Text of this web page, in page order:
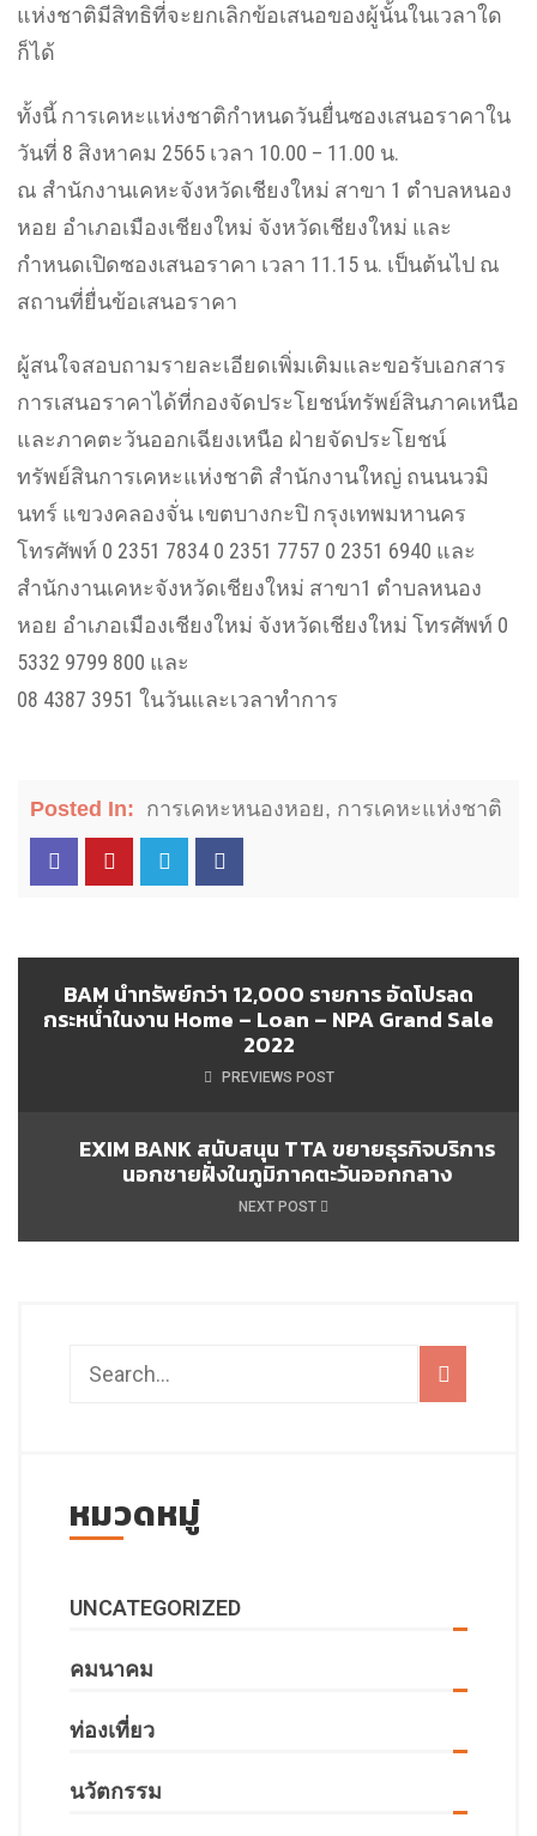
แห่งชาติมีสิทธิที่จะยกเลิกข้อเสนอของผู้นั้นในเวลาใด
ก็ได้
ทั้งนี้ การเคหะแห่งชาติกำหนดวันยื่นซองเสนอราคาใน
วันที่ 8 สิงหาคม 2565 เวลา 10.00 – 11.00 น.
ณ สำนักงานเคหะจังหวัดเชียงใหม่ สาขา 1 ตำบลหนอง
หอย อำเภอเมืองเชียงใหม่ จังหวัดเชียงใหม่ และ
กำหนดเปิดซองเสนอราคา เวลา 11.15 น. เป็นต้นไป ณ
สถานที่ยื่นข้อเสนอราคา
ผู้สนใจสอบถามรายละเอียดเพิ่มเติมและขอรับเอกสาร
การเสนอราคาได้ที่กองจัดประโยชน์ทรัพย์สินภาคเหนือ
และภาคตะวันออกเฉียงเหนือ ฝ่ายจัดประโยชน์
ทรัพย์สินการเคหะแห่งชาติ สำนักงานใหญ่ ถนนนวมิ
นทร์ แขวงคลองจั่น เขตบางกะปิ กรุงเทพมหานคร
โทรศัพท์ 0 2351 7834 0 2351 7757 0 2351 6940 และ
สำนักงานเคหะจังหวัดเชียงใหม่ สาขา1 ตำบลหนอง
หอย อำเภอเมืองเชียงใหม่ จังหวัดเชียงใหม่ โทรศัพท์ 0
5332 9799 800 และ
08 4387 3951 ในวันและเวลาทำการ
Posted In: การเคหะหนองหอย, การเคหะแห่งชาติ
BAM นำทรัพย์กว่า 12,000 รายการ อัดโปรลด
กระหน่ำในงาน Home – Loan – NPA Grand Sale
2022
PREVIEWS POST
EXIM BANK สนับสนุน TTA ขยายธุรกิจบริการ
นอกชายฝั่งในภูมิภาคตะวันออกกลาง
NEXT POST
หมวดหมู่
UNCATEGORIZED
คมนาคม
ท่องเที่ยว
นวัตกรรม